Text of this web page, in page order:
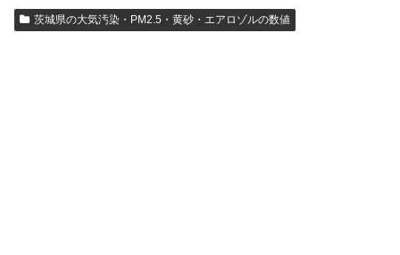
茨城県の大気汚染・PM2.5・黄砂・エアロゾルの数値